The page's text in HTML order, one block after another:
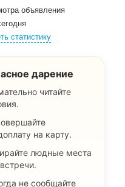
объявления
статистику
дарение
читайте
на карту.
людные места
не сообщайте